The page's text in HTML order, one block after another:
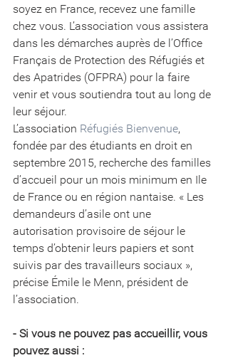
soyez en France, recevez une famille
chez vous. L’association vous assistera
dans les démarches auprès de l’Office
Français de Protection des Réfugiés et
des Apatrides (OFPRA) pour la faire
venir et vous soutiendra tout au long de
leur séjour.
L’association Réfugiés Bienvenue,
fondée par des étudiants en droit en
septembre 2015, recherche des familles
d’accueil pour un mois minimum en Ile
de France ou en région nantaise. « Les
demandeurs d’asile ont une
autorisation provisoire de séjour le
temps d’obtenir leurs papiers et sont
suivis par des travailleurs sociaux »,
précise Émile le Menn, président de
l’association.
- Si vous ne pouvez pas accueillir, vous
pouvez aussi :